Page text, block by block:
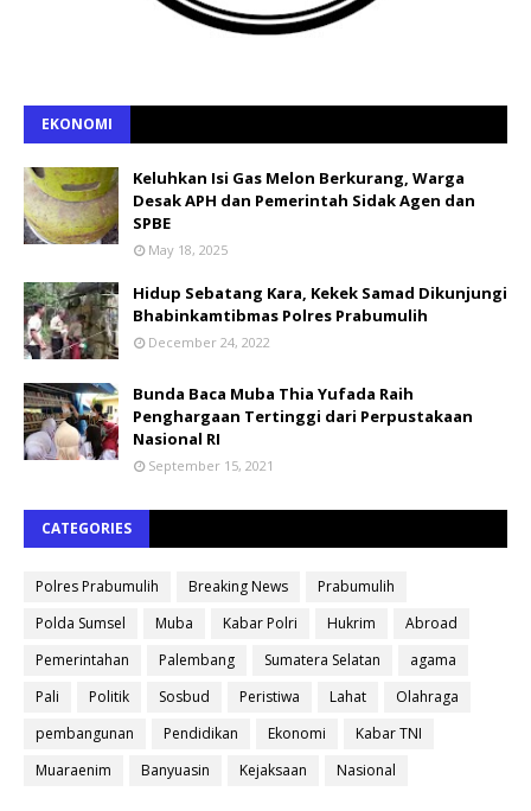
EKONOMI
Keluhkan Isi Gas Melon Berkurang, Warga
Desak APH dan Pemerintah Sidak Agen dan
SPBE
May 18, 2025
Hidup Sebatang Kara, Kekek Samad Dikunjungi
Bhabinkamtibmas Polres Prabumulih
December 24, 2022
Bunda Baca Muba Thia Yufada Raih
Penghargaan Tertinggi dari Perpustakaan
Nasional RI
September 15, 2021
CATEGORIES
Polres Prabumulih Breaking News
Prabumulih
Polda Sumsel
Muba Kabar Polri Hukrim
Abroad
Pemerintahan
Palembang Sumatera Selatan
agama
Pali
Politik Sosbud Peristiwa Lahat
Olahraga
pembangunan
Pendidikan Ekonomi
Kabar TNI
Muaraenim
Banyuasin Kejaksaan Nasional